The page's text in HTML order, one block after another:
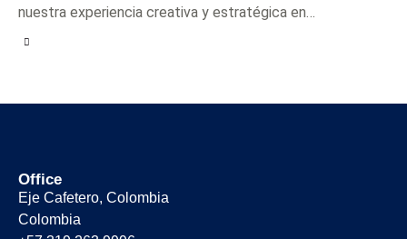
nuestra experiencia creativa y estratégica en…
Office
Eje Cafetero, Colombia
Colombia